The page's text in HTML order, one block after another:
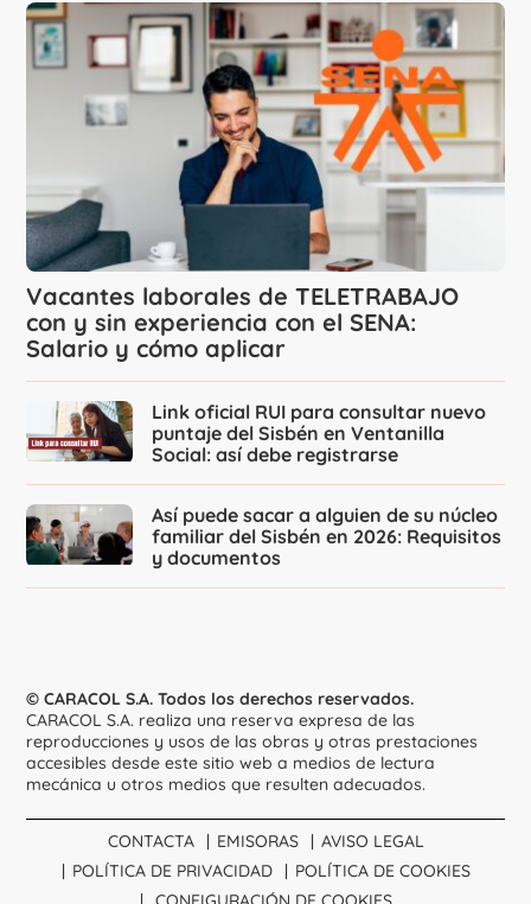
Vacantes laborales de TELETRABAJO
con y sin experiencia con el SENA:
Salario y cómo aplicar
Link oficial RUI para consultar nuevo
puntaje del Sisbén en Ventanilla
Social: así debe registrarse
Así puede sacar a alguien de su núcleo
familiar del Sisbén en 2026: Requisitos
y documentos
© CARACOL S.A. Todos los derechos reservados.
CARACOL S.A. realiza una reserva expresa de las
reproducciones y usos de las obras y otras prestaciones
accesibles desde este sitio web a medios de lectura
mecánica u otros medios que resulten adecuados.
CONTACTA EMISORAS
AVISO LEGAL
POLÍTICA DE PRIVACIDAD
POLÍTICA DE COOKIES